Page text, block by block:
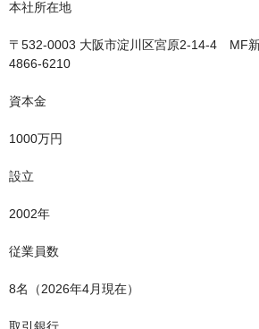
本社所在地
〒532-0003 大阪市淀川区宮原2-14-4 MF
4866-6210
資本金
1000万円
設立
2002年
従業員数
8名（2026年4月現在）